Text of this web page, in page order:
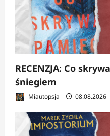
RECENZJA: Co
śniegiem
Miautopsja 08.08.2026